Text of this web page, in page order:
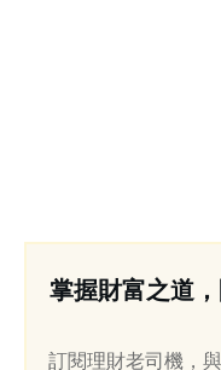
掌握財富之道
訂閱理財老司機，